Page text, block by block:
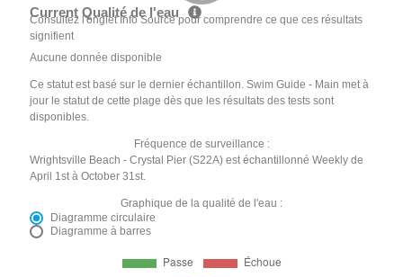
Current Qualité de l'eau
Consultez l'onglet Info Source pour comprendre ce que ces résultats
signifient
Aucune donnée disponible
Ce statut est basé sur le dernier échantillon. Swim Guide - Main met à
jour le statut de cette plage dès que les résultats des tests sont
disponibles.
Fréquence de surveillance :
Wrightsville Beach - Crystal Pier (S22A) est échantillonné Weekly de
April 1st à October 31st.
Graphique de la qualité de l'eau :
Diagramme circulaire
Diagramme à barres